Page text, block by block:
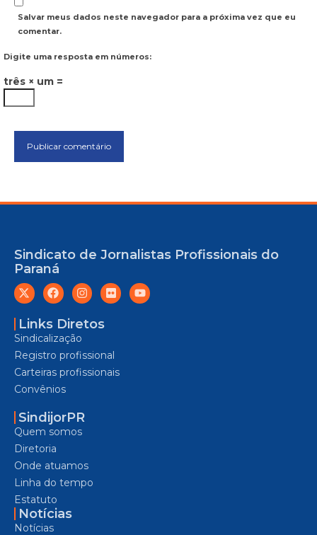
Salvar meus dados neste navegador para a próxima vez que eu
comentar.
Digite uma resposta em números:
três × um =
Sindicato de Jornalistas Profissionais do
Paraná
Links Diretos
Sindicalização
Registro profissional
Carteiras profissionais
Convênios
SindijorPR
Quem somos
Diretoria
Onde atuamos
Linha do tempo
Estatuto
Notícias
Notícias